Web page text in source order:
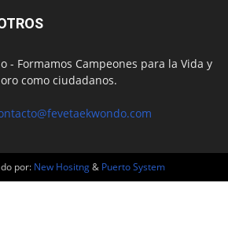
- Formamos Campeones para la Vida y
como ciudadanos.
por: New Hositng& Puerto System